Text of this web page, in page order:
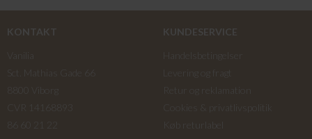
KONTAKT
KUNDESERVICE